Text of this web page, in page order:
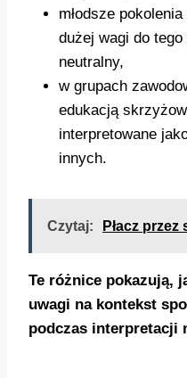
młodsze
dużej wagi do
neutralny,
w grupach
edukacją
interpretowane
innych.
Czytaj: Płacz
Te różnice pokazują,
uwagi na kontekst
podczas interpretacji